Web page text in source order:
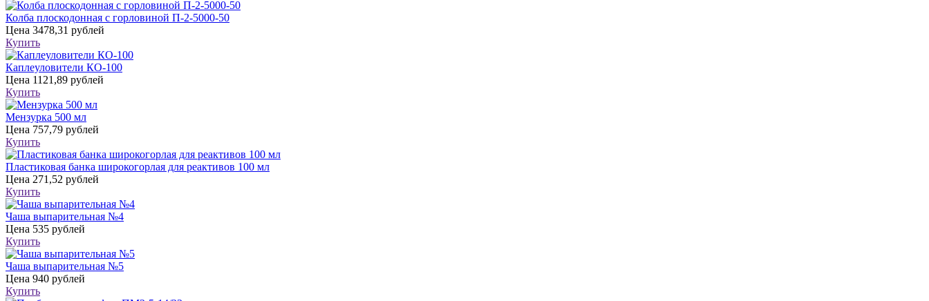
Колба плоскодонная с горловиной П-2-5000-50
Цена 3478,31 рублей
Купить
Каплеуловители КО-100
Цена 1121,89 рублей
Купить
Мензурка 500 мл
Цена 757,79 рублей
Купить
Пластиковая банка широкогорлая для реактивов 100 мл
Цена 271,52 рублей
Купить
Чаша выпарительная №4
Цена 535 рублей
Купить
Чаша выпарительная №5
Цена 940 рублей
Купить